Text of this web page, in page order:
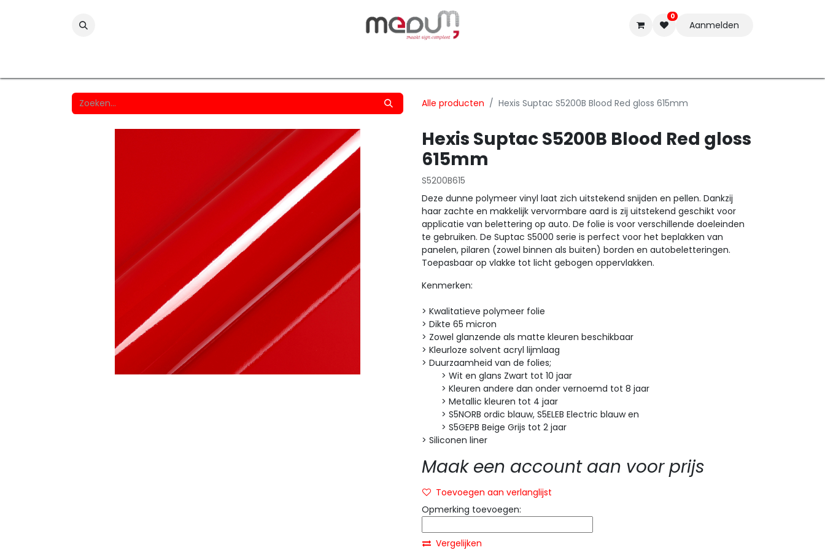
0
Aanmelden
Alle producten Hexis Suptac S5200B Blood Red gloss 615mm
Hexis Suptac S5200B Blood Red gloss
615mm
S5200B615
Deze dunne polymeer vinyl laat zich uitstekend snijden en pellen. Dankzij
haar zachte en makkelijk vervormbare aard is zij uitstekend geschikt voor
applicatie van belettering op auto. De folie is voor verschillende doeleinden
te gebruiken. De Suptac S5000 serie is perfect voor het beplakken van
panelen, pilaren (zowel binnen als buiten) borden en autobeletteringen.
Toepasbaar op vlakke tot licht gebogen oppervlakken.
Kenmerken:
> Kwalitatieve polymeer folie
> Dikte 65 micron
> Zowel glanzende als matte kleuren beschikbaar
> Kleurloze solvent acryl lijmlaag
> Duurzaamheid van de folies;
> Wit en glans Zwart tot 10 jaar
> Kleuren andere dan onder vernoemd tot 8 jaar
> Metallic kleuren tot 4 jaar
> S5NORB ordic blauw, S5ELEB Electric blauw en
> S5GEPB Beige Grijs tot 2 jaar
> Siliconen liner
Maak een account aan voor prijs
Toevoegen aan verlanglijst
Opmerking toevoegen:
Vergelijken